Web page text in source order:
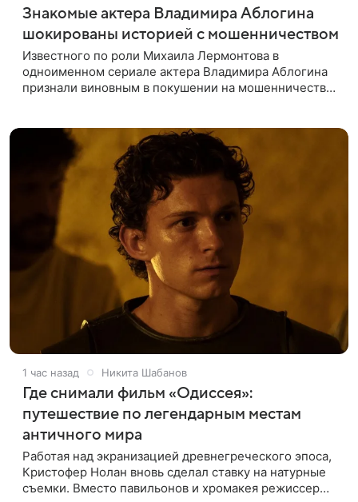
Знакомые актера Владимира Аблогина
шокированы историей с мошенничеством
Известного по роли Михаила Лермонтова в
одноименном сериале актера Владимира Аблогина
признали виновным в покушении на мошенничество
1 час назад Никита Шабанов
Где снимали фильм «Одиссея»:
путешествие по легендарным местам
античного мира
Работая над экранизацией древнегреческого эпоса,
Кристофер Нолан вновь сделал ставку на натурные
съемки. Вместо павильонов и хромакея режиссер